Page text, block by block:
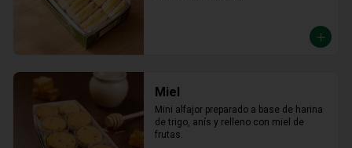
Miel
Mini alfajor preparado a base de harina
de trigo, anís y relleno con miel de
frutas.